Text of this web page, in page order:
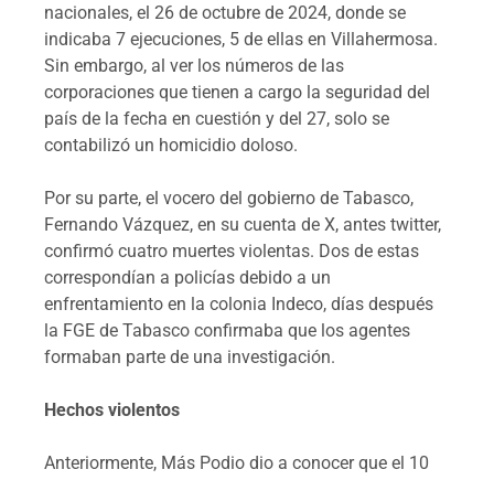
nacionales, el 26 de octubre de 2024, donde se
indicaba 7 ejecuciones, 5 de ellas en Villahermosa.
Sin embargo, al ver los números de las
corporaciones que tienen a cargo la seguridad del
país de la fecha en cuestión y del 27, solo se
contabilizó un homicidio doloso.
Por su parte, el vocero del gobierno de Tabasco,
Fernando Vázquez, en su cuenta de X, antes twitter,
confirmó cuatro muertes violentas. Dos de estas
correspondían a policías debido a un
enfrentamiento en la colonia Indeco, días después
la FGE de Tabasco confirmaba que los agentes
formaban parte de una investigación.
Hechos violentos
Anteriormente, Más Podio dio a conocer que el 10